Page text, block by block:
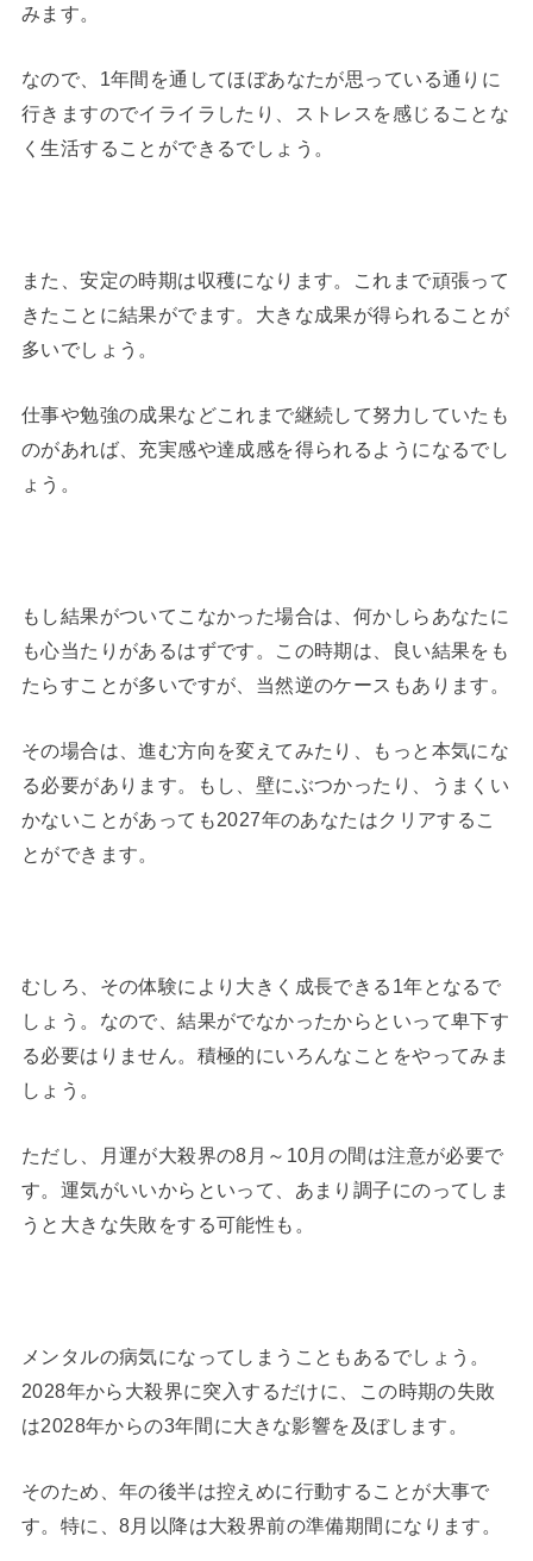
みます。
なので、1年間を通してほぼあなたが思っている通りに
行きますのでイライラしたり、ストレスを感じることな
く生活することができるでしょう。
また、安定の時期は収穫になります。これまで頑張って
きたことに結果がでます。大きな成果が得られることが
多いでしょう。
仕事や勉強の成果などこれまで継続して努力していたも
のがあれば、充実感や達成感を得られるようになるでし
ょう。
もし結果がついてこなかった場合は、何かしらあなたに
も心当たりがあるはずです。この時期は、良い結果をも
たらすことが多いですが、当然逆のケースもあります。
その場合は、進む方向を変えてみたり、もっと本気にな
る必要があります。もし、壁にぶつかったり、うまくい
かないことがあっても2027年のあなたはクリアするこ
とができます。
むしろ、その体験により大きく成長できる1年となるで
しょう。なので、結果がでなかったからといって卑下す
る必要はりません。積極的にいろんなことをやってみま
しょう。
ただし、月運が大殺界の8月～10月の間は注意が必要で
す。運気がいいからといって、あまり調子にのってしま
うと大きな失敗をする可能性も。
メンタルの病気になってしまうこともあるでしょう。
2028年から大殺界に突入するだけに、この時期の失敗
は2028年からの3年間に大きな影響を及ぼします。
そのため、年の後半は控えめに行動することが大事で
す。特に、8月以降は大殺界前の準備期間になります。